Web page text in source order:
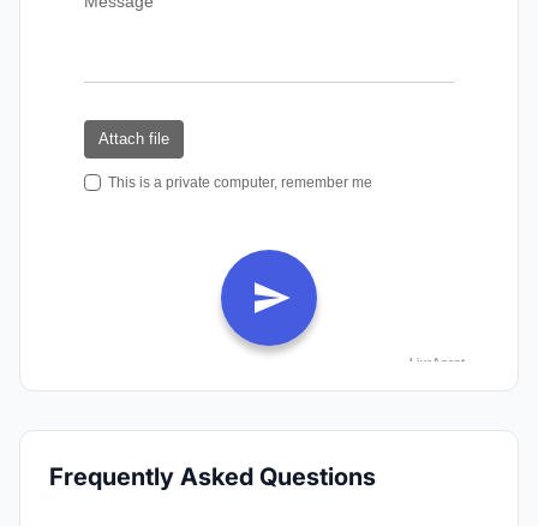
Frequently Asked Questions